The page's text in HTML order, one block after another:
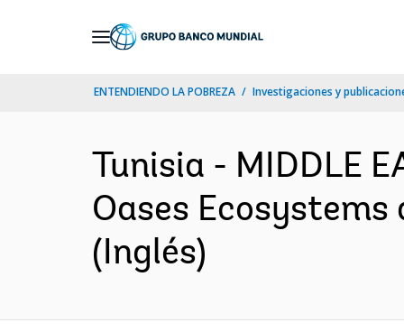
ENTENDIENDO LA POBREZA Investigaciones y
Tunisia - MIDDLE
Oases
(Inglés)